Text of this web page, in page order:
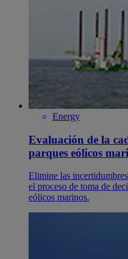
Energy
Evaluación de la
parques eólicos
Elimine las
el proceso de toma de
eólicos marinos.